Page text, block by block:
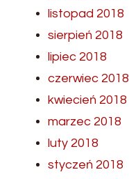
listopad 2018
sierpień 2018
lipiec 2018
czerwiec 2018
kwiecień 2018
marzec 2018
luty 2018
styczeń 2018